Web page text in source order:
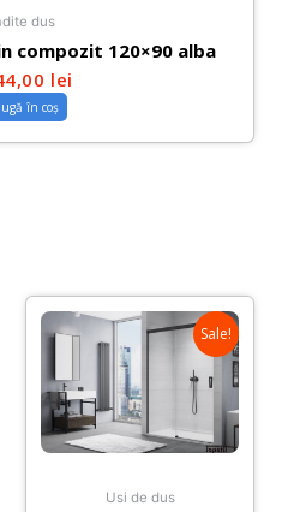
dus
compozit 120×90 alba
lei
în coș
Sale!
Usi de dus